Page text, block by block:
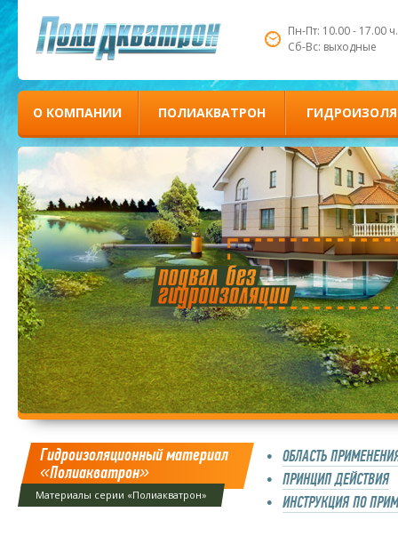
Пн-Пт: 10.00 - 17.00 ч.
Сб-Вс: выходные
О КОМПАНИИ ПОЛИАКВАТРОН
Гидроизоляционный материал
«Полиакватрон»
Материалы серии «Полиакватрон»
ОБЛАСТЬ
ПРИНЦИП ДЕЙСТВИЯ
ИНСТРУКЦИЯ ПО